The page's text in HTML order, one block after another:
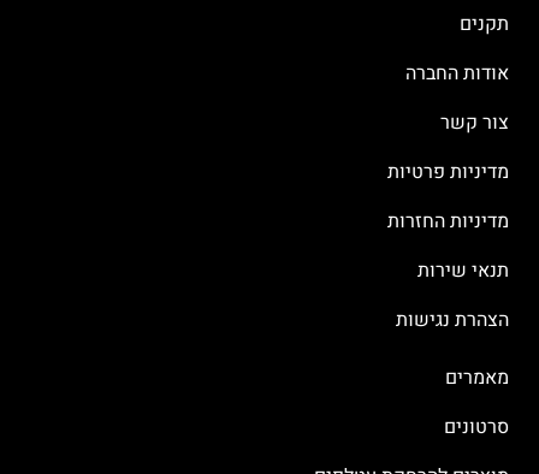
תקנים
אודות החברה
צור קשר
מדיניות פרטיות
מדיניות החזרות
תנאי שירות
הצהרת נגישות
מאמרים
סרטונים